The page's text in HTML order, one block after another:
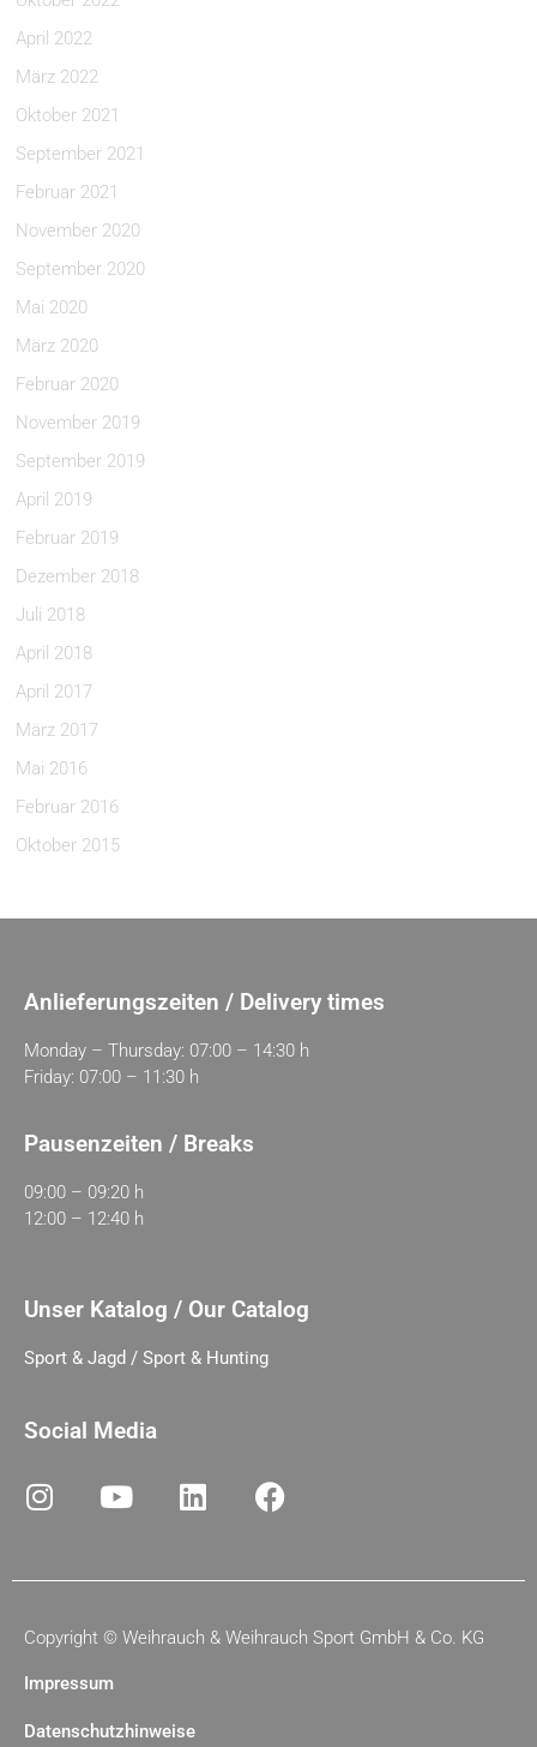
April 2022
März 2022
Oktober 2021
September 2021
Februar 2021
November 2020
September 2020
Mai 2020
März 2020
Februar 2020
November 2019
September 2019
April 2019
Februar 2019
Dezember 2018
Juli 2018
April 2018
April 2017
März 2017
Mai 2016
Februar 2016
Oktober 2015
Anlieferungszeiten / Delivery times
Monday – Thursday: 07:00 – 14:30 h
Friday: 07:00 – 11:30 h
Pausenzeiten / Breaks
09:00 – 09:20 h
12:00 – 12:40 h
Unser Katalog / Our Catalog
Sport & Jagd / Sport & Hunting
Social Media
Copyright © Weihrauch & Weihrauch Sport GmbH & Co. KG
Impressum
Datenschutzhinweise